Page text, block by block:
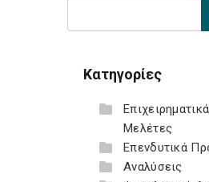
Κατηγορίες
Μελέτες
Επενδυτικά
Αναλύσεις